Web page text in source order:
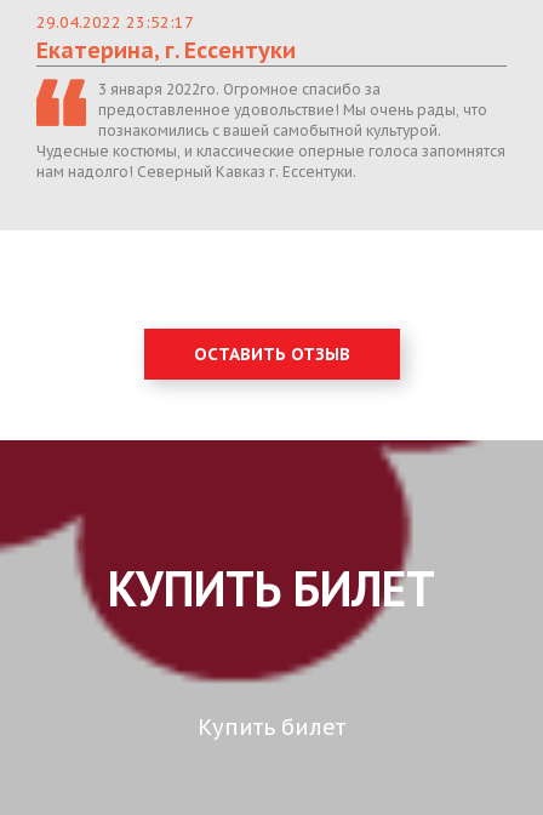
29.04.2022 23:52:17
Екатерина, г. Ессентуки
3 января 2022го. Огромное спасибо за
предоставленное удовольствие! Мы очень рады, что
познакомились с вашей самобытной культурой.
Чудесные костюмы, и классические оперные голоса запомнятся
нам надолго! Северный Кавказ г. Ессентуки.
ОСТАВИТЬ ОТЗЫВ
КУПИТЬ БИЛЕТ
Купить билет